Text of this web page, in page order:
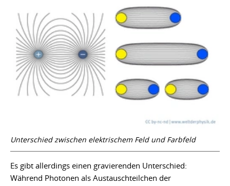
Unterschied zwischen elektrischem Feld und Farbfeld
Es gibt allerdings einen gravierenden Unterschied:
Während Photonen als Austauschteilchen der